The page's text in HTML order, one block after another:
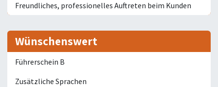
Freundliches, professionelles Auftreten beim Kunden
Wünschenswert
Führerschein B
Zusätzliche Sprachen